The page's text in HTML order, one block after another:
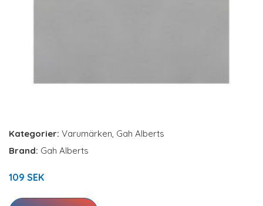
Kategorier: Varumärken, Gah Alberts
Brand: Gah Alberts
109 SEK